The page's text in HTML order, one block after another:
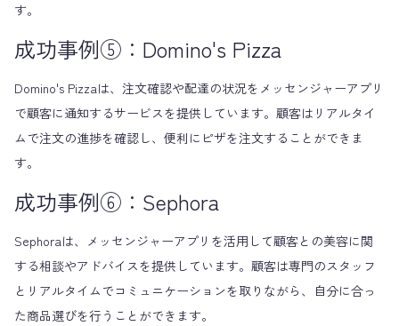
す。
成功事例⑤：Domino's Pizza
Domino's Pizzaは、注文確認や配達の状況をメッセンジャーアプリ
で顧客に通知するサービスを提供しています。顧客はリアルタイ
ムで注文の進捗を確認し、便利にピザを注文することができま
す。
成功事例⑥：Sephora
Sephoraは、メッセンジャーアプリを活用して顧客との美容に関
する相談やアドバイスを提供しています。顧客は専門のスタッフ
とリアルタイムでコミュニケーションを取りながら、自分に合っ
た商品選びを行うことができます。